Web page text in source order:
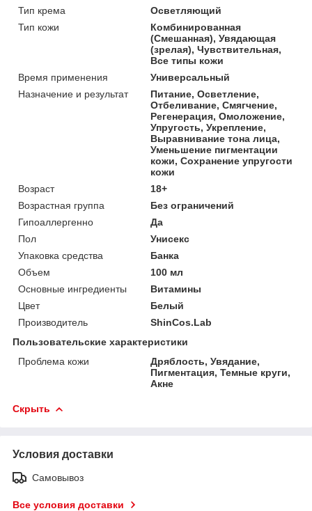
Тип крема
Осветляющий
Тип кожи
Комбинированная
(Смешанная), Увядающая
(зрелая), Чувствительная,
Все типы кожи
Время применения
Универсальный
Назначение и результат
Питание, Осветление,
Отбеливание, Смягчение,
Регенерация, Омоложение,
Упругость, Укрепление,
Выравнивание тона лица,
Уменьшение пигментации
кожи, Сохранение упругости
кожи
Возраст
18+
Возрастная группа
Без ограничений
Гипоаллергенно
Да
Пол
Унисекс
Упаковка средства
Банка
Объем
100 мл
Основные ингредиенты
Витамины
Цвет
Белый
Производитель
ShinCos.Lab
Пользовательские характеристики
Проблема кожи
Дряблость, Увядание,
Пигментация, Темные круги,
Акне
Скрыть
Условия доставки
Самовывоз
Все условия доставки